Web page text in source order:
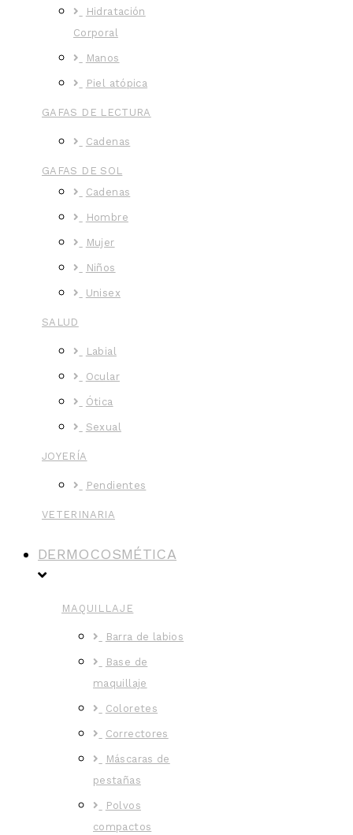
Hidratación
Corporal
Manos
Piel atópica
GAFAS DE LECTURA
Cadenas
GAFAS DE SOL
Cadenas
Hombre
Mujer
Niños
Unisex
SALUD
Labial
Ocular
Ótica
Sexual
JOYERÍA
Pendientes
VETERINARIA
DERMOCOSMÉTICA
MAQUILLAJE
Barra de labios
Base de
maquillaje
Coloretes
Correctores
Máscaras de
pestañas
Polvos
compactos